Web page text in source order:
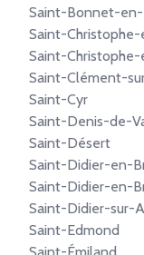
Saint-Bonnet-en-
Saint-Christophe-
Saint-Christophe-
Saint-Clément-
Saint-Cyr
Saint-Denis-de-
Saint-Désert
Saint-Didier-en-
Saint-Didier-en-
Saint-Didier-sur-
Saint-Edmond